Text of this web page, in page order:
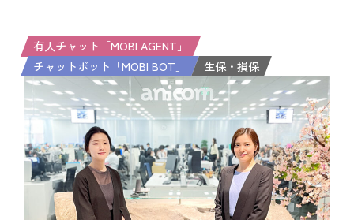
有人チャット「MOBI AGENT」
チャットボット「MOBI BOT」
生保・損保